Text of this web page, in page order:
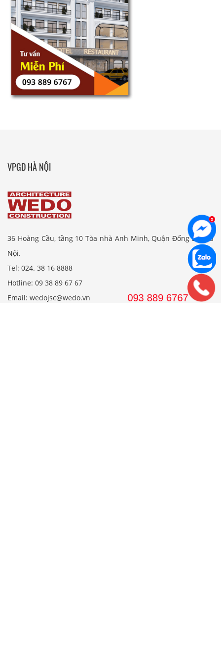
VPGD HÀ NỘI
36 Hoàng Cầu, tầng 10 Tòa nhà Anh Minh, Quận Đống Đa, Hà
Nội.
Tel: 024. 38 16 8888
Hotline: 09 38 89 67 67
Email: wedojsc@wedo.vn